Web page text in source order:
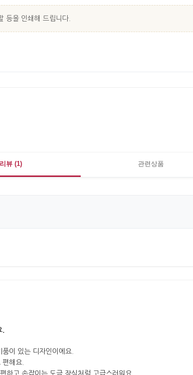
등을 인쇄해 드립니다.
리뷰 (1) 관련상품
이 있는 디자인이에요.
해요.
하고 손잡이는 도금 장식처럼 고급스러워요.